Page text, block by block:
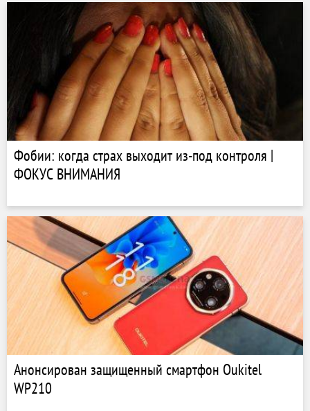
Фобии: когда страх выходит из-под контроля |
ФОКУС ВНИМАНИЯ
Анонсирован защищенный смартфон Oukitel
WP210